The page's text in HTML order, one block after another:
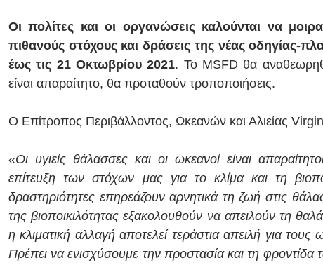
Οι πολίτες και οι οργανώσεις καλούνται να
πιθανούς στόχους και δράσεις της νέας οδηγίας-
έως τις 21 Οκτωβρίου 2021. Το MSFD θα
είναι απαραίτητο, θα προταθούν τροποποιήσεις.
Ο Επίτροπος Περιβάλλοντος, Ωκεανών και Αλιείας
«Οι υγιείς θάλασσες και οι ωκεανοί είναι
επίτευξη των στόχων μας για το κλίμα και τη
δραστηριότητες επηρεάζουν αρνητικά τη ζωή στις
της βιοποικιλότητας εξακολουθούν να απειλούν τη
η κλιματική αλλαγή αποτελεί τεράστια απειλή για
Πρέπει να ενισχύσουμε την προστασία και τη